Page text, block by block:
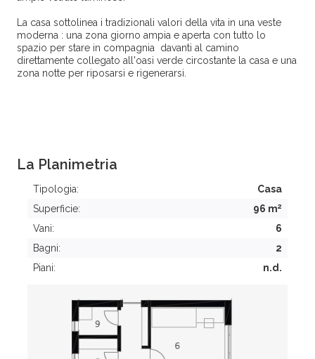
La casa sottolinea i tradizionali valori della vita in una veste
moderna : una zona giorno ampia e aperta con tutto lo
spazio per stare in compagnia davanti al camino
direttamente collegato all'oasi verde circostante la casa e una
zona notte per riposarsi e rigenerarsi.
La Planimetria
Tipologia:
Casa
Superficie:
96 m2
Vani:
6
Bagni:
2
Piani:
n.d.